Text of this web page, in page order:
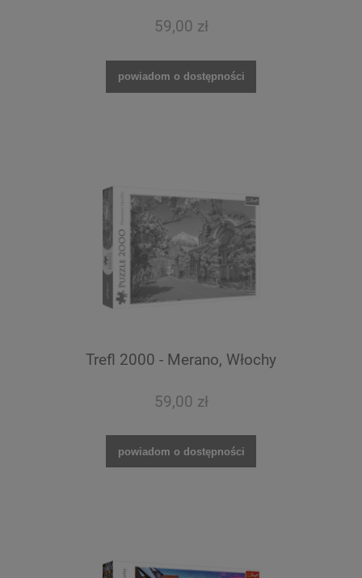
59,00 zł
powiadom o dostępności
Trefl 2000 - Merano, Włochy
59,00 zł
powiadom o dostępności